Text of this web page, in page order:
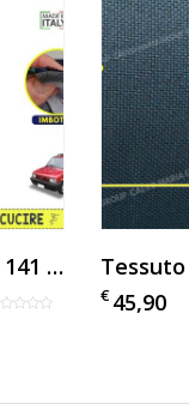
Tappezzeria Fiat Panda 141 Hobby
45,90
€